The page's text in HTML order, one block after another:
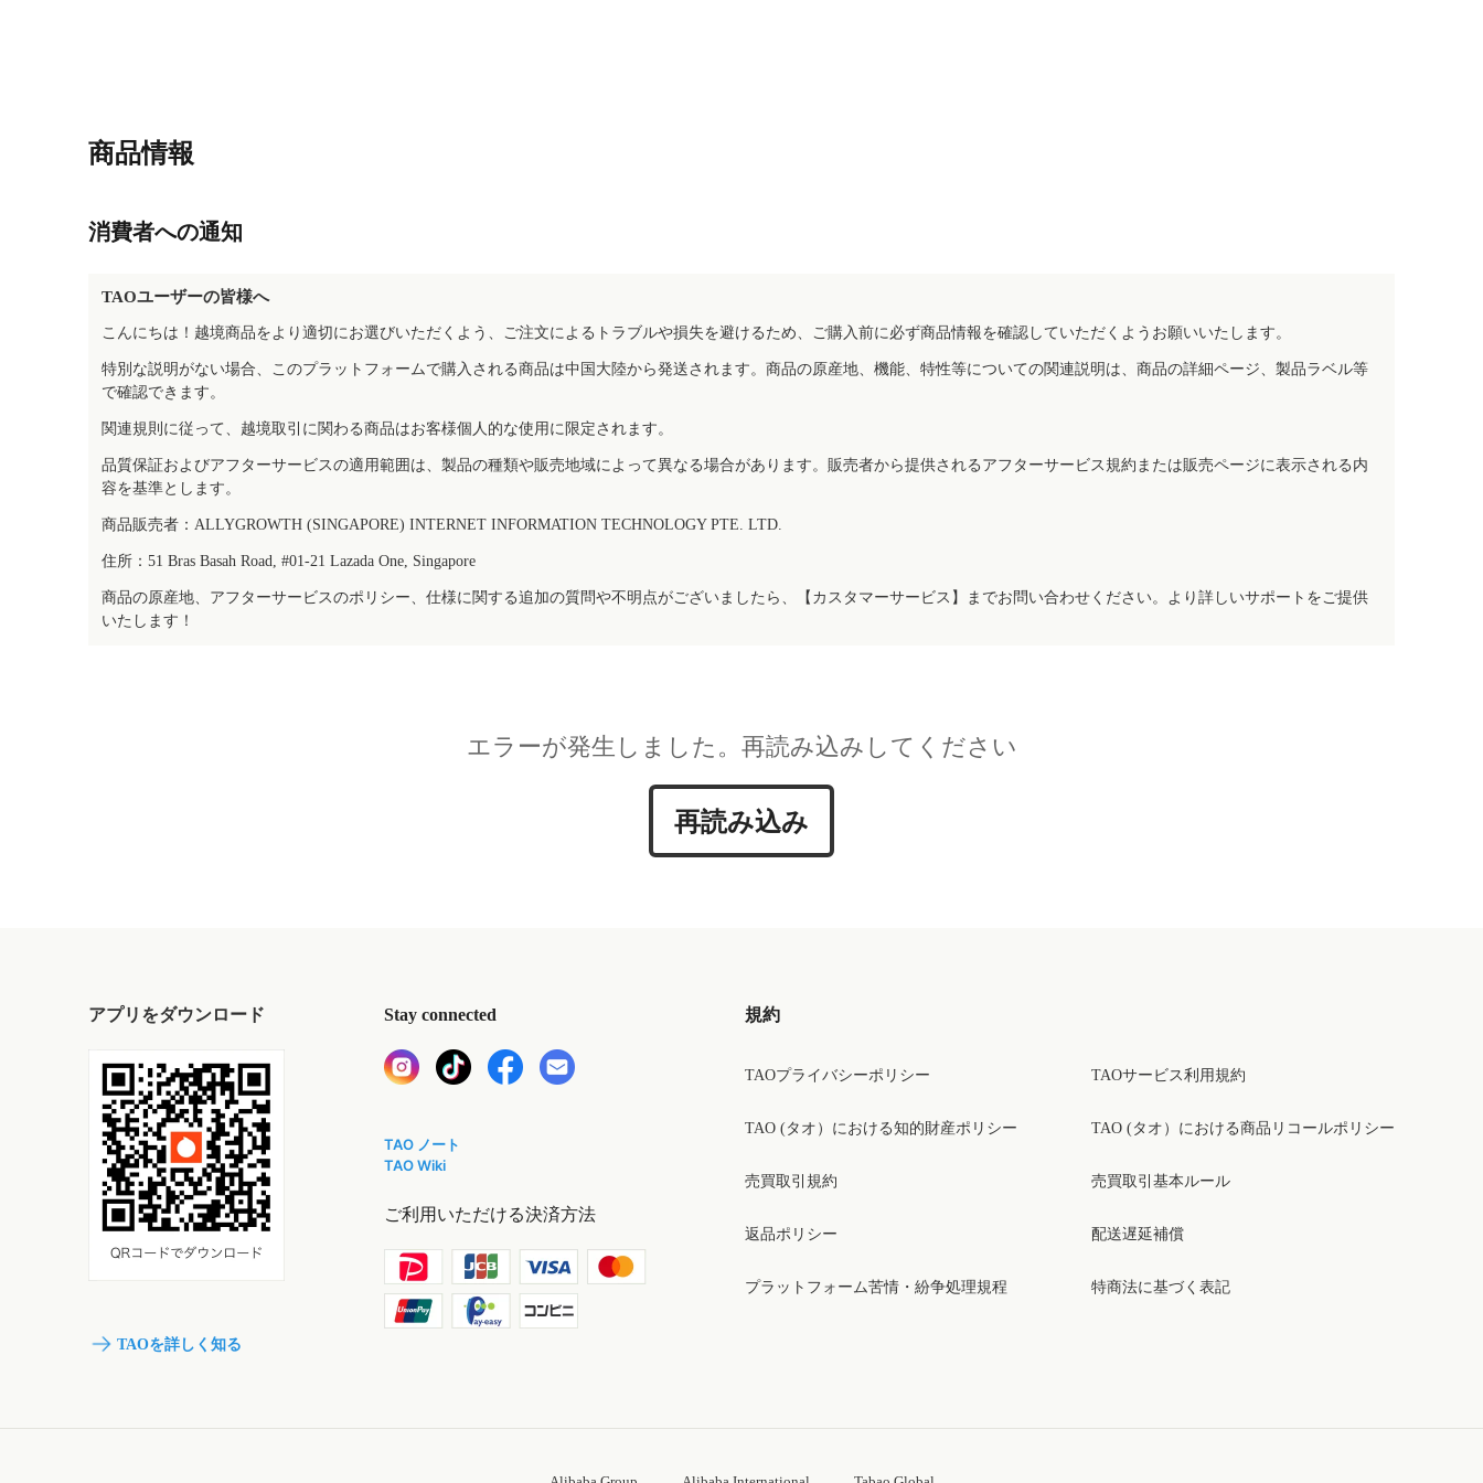
商品情報
消費者への通知
TAOユーザーの皆様へ
こんにちは！越境商品をより適切にお選びいただくよう、ご注文によるトラブルや損失を避けるため、ご購入前に必ず商品情報を確認していただくようお願いいたします。
特別な説明がない場合、このプラットフォームで購入される商品は中国大陸から発送されます。商品の原産地、機能、特性等についての関連説明は、商品の詳細ページ、製品ラベル等
で確認できます。
関連規則に従って、越境取引に関わる商品はお客様個人的な使用に限定されます。
品質保証およびアフターサービスの適用範囲は、製品の種類や販売地域によって異なる場合があります。販売者から提供されるアフターサービス規約または販売ページに表示される内
容を基準とします。
商品販売者：ALLYGROWTH (SINGAPORE) INTERNET INFORMATION TECHNOLOGY PTE. LTD.
住所：51 Bras Basah Road, #01-21 Lazada One, Singapore
商品の原産地、アフターサービスのポリシー、仕様に関する追加の質問や不明点がございましたら、【カスタマーサービス】までお問い合わせください。より詳しいサポートをご提供
いたします！
エラーが発生しました。再読み込みしてください
再読み込み
アプリをダウンロード
TAOを詳しく知る
Stay connected
TAO ノート
TAO Wiki
ご利用いただける決済方法
規約
TAOプライバシーポリシー
TAO (タオ）における知的財産ポリシー
売買取引規約
返品ポリシー
プラットフォーム苦情・紛争処理規程
TAOサービス利用規約
TAO (タオ）における商品リコールポリシー
売買取引基本ルール
配送遅延補償
特商法に基づく表記